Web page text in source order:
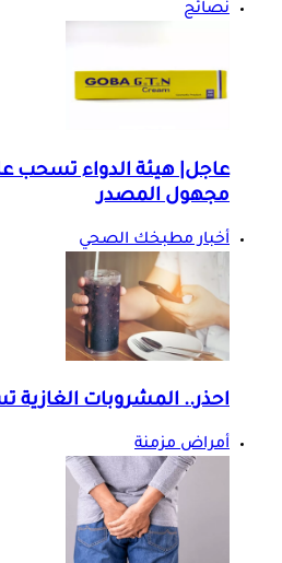
نصائح
عاجل| هيئة الدواء تسحب
مجهول المصدر
أخبار مطبخك الصحي
احذر.. المشروبات الغازية
أمراض مزمنة